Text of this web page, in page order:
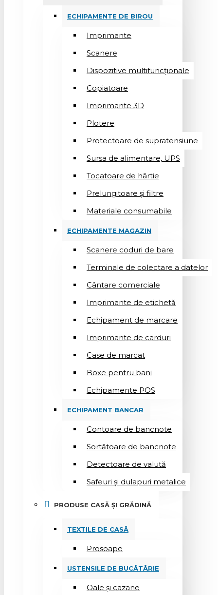
ECHIPAMENTE DE BIROU
Imprimante
Scanere
Dispozitive multifuncționale
Copiatoare
Imprimante 3D
Plotere
Protectoare de supratensiune
Sursa de alimentare, UPS
Tocatoare de hârtie
Prelungitoare și filtre
Materiale consumabile
ECHIPAMENTE MAGAZIN
Scanere coduri de bare
Terminale de colectare a datelor
Cântare comerciale
Imprimante de etichetă
Echipament de marcare
Imprimante de carduri
Case de marcat
Boxe pentru bani
Echipamente POS
ECHIPAMENT BANCAR
Contoare de bancnote
Sortătoare de bancnote
Detectoare de valută
Safeuri și dulapuri metalice
PRODUSE CASĂ ȘI GRĂDINĂ
TEXTILE DE CASĂ
Prosoape
USTENSILE DE BUCĂTĂRIE
Oale și cazane